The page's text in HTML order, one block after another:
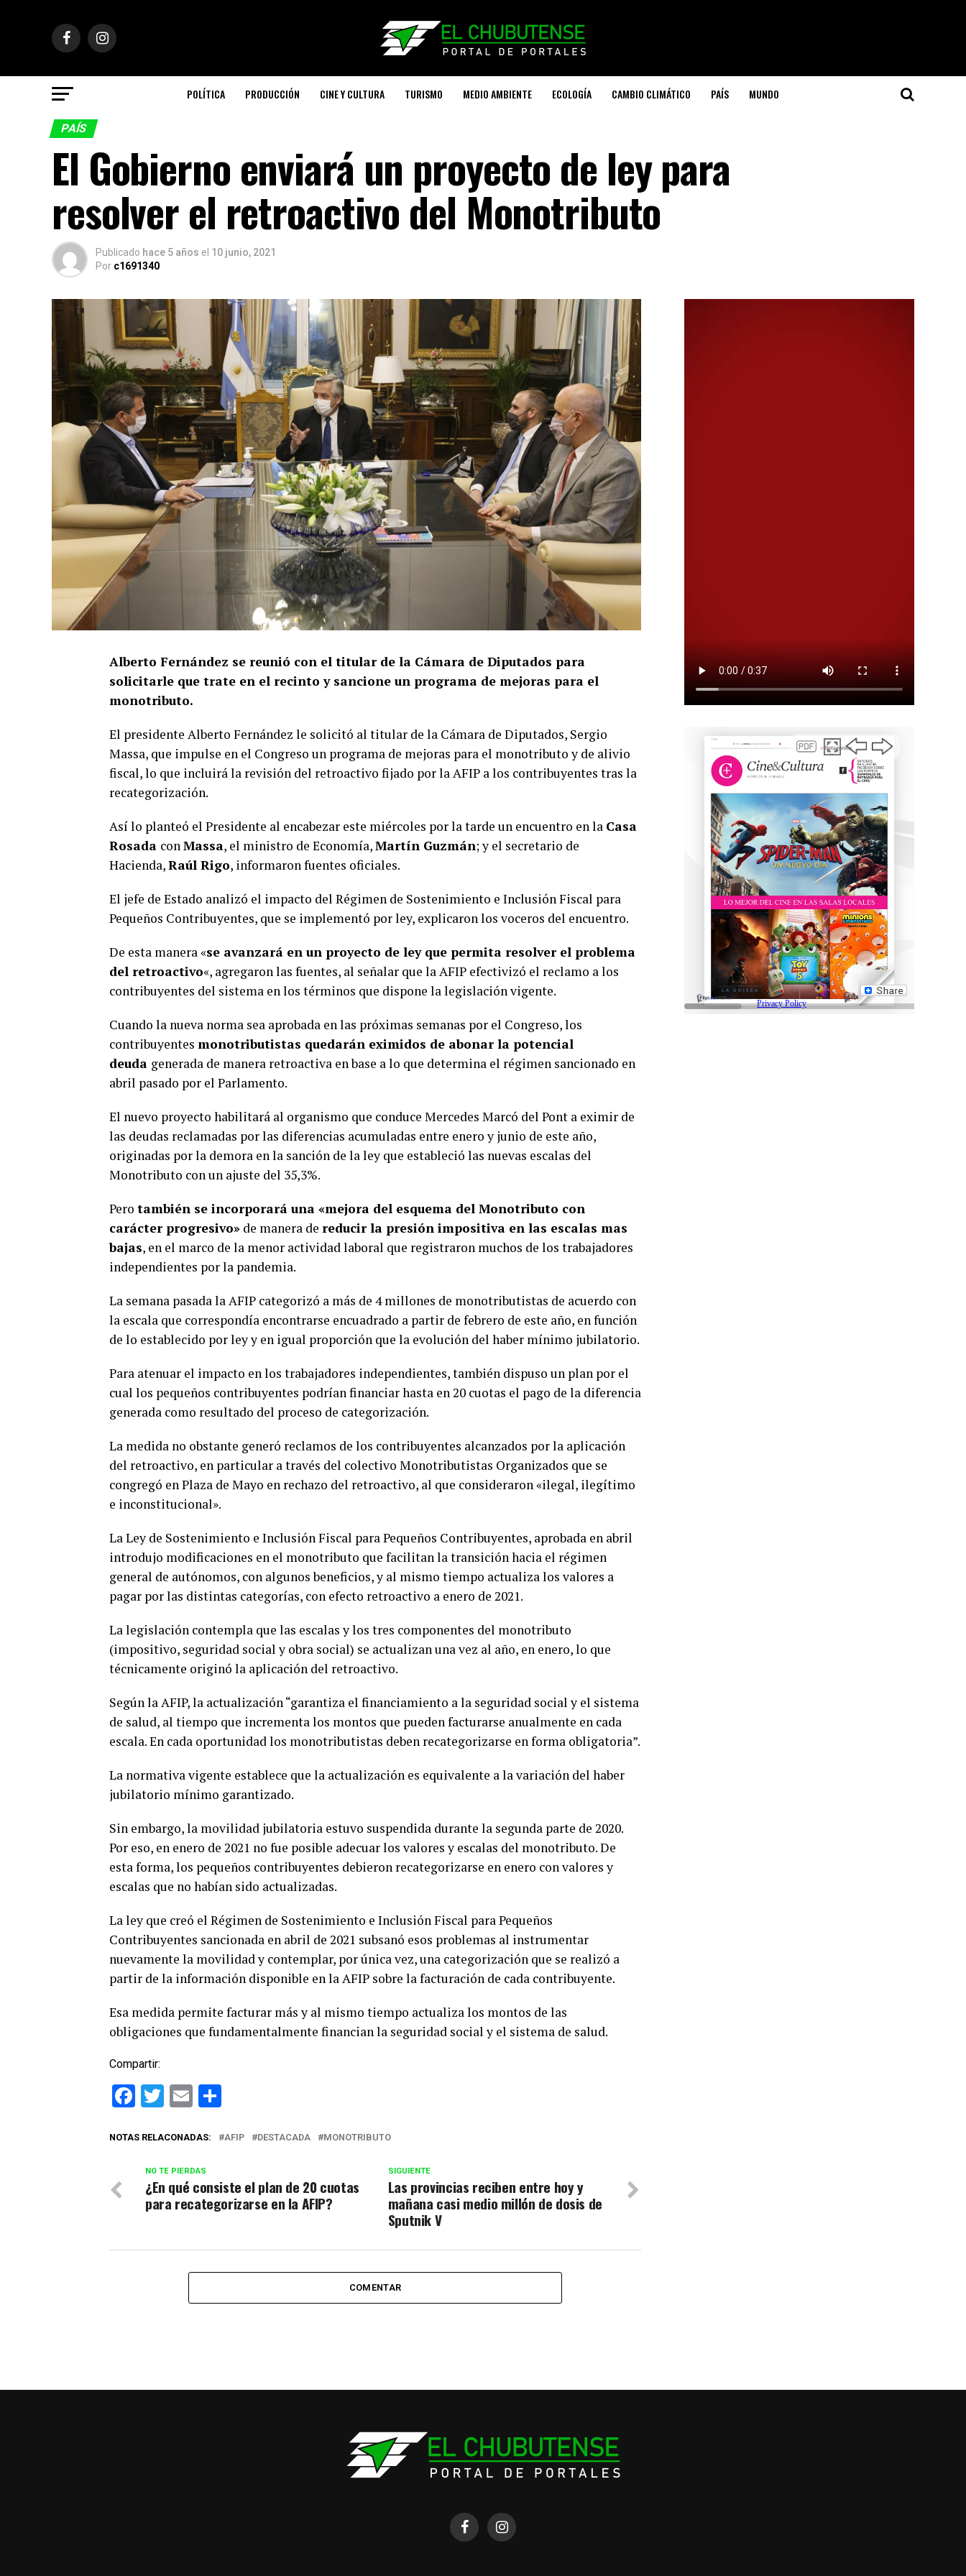
POLÍTICA PRODUCCIÓN CINE Y CULTURA TURISMO MEDIO AMBIENTE ECOLOGÍA CAMBIO CLIMÁTICO PAÍS MUNDO
PAÍS
El Gobierno enviará un proyecto de ley para
resolver el retroactivo del Monotributo
Publicado hace 5 años el 10 junio, 2021
Por c1691340
Alberto Fernández se reunió con el titular de la Cámara de Diputados para
solicitarle que trate en el recinto y sancione un programa de mejoras para el
monotributo.
El presidente Alberto Fernández le solicitó al titular de la Cámara de Diputados, Sergio
Massa, que impulse en el Congreso un programa de mejoras para el monotributo y de alivio
fiscal, lo que incluirá la revisión del retroactivo fijado por la AFIP a los contribuyentes tras la
recategorización.
Así lo planteó el Presidente al encabezar este miércoles por la tarde un encuentro en la Casa
Rosada conMassa, el ministro de Economía,Martín Guzmán; y el secretario de
Hacienda,Raúl Rigo, informaron fuentes oficiales.
El jefe de Estado analizó el impacto del Régimen de Sostenimiento e Inclusión Fiscal para
Pequeños Contribuyentes, que se implementó por ley, explicaron los voceros del encuentro.
De esta manera «se avanzará en un proyecto de ley que permita resolver el problema
del retroactivo«, agregaron las fuentes, al señalar que la AFIP efectivizó el reclamo a los
contribuyentes del sistema en los términos que dispone la legislación vigente.
Cuando la nueva norma sea aprobada en las próximas semanas por el Congreso, los
contribuyentes monotributistas quedarán eximidos de abonar la potencial
deuda generada de manera retroactiva en base a lo que determina el régimen sancionado en
abril pasado por el Parlamento.
El nuevo proyecto habilitará al organismo que conduce Mercedes Marcó del Pont a eximir de
las deudas reclamadas por las diferencias acumuladas entre enero y junio de este año,
originadas por la demora en la sanción de la ley que estableció las nuevas escalas del
Monotributo con un ajuste del 35,3%.
Pero también se incorporará una «mejora del esquema del Monotributo con
carácter progresivo» de manera de reducir la presión impositiva en las escalas mas
bajas, en el marco de la menor actividad laboral que registraron muchos de los trabajadores
independientes por la pandemia.
La semana pasada la AFIP categorizó a más de 4 millones de monotributistas de acuerdo con
la escala que correspondía encontrarse encuadrado a partir de febrero de este año, en función
de lo establecido por ley y en igual proporción que la evolución del haber mínimo jubilatorio.
Para atenuar el impacto en los trabajadores independientes, también dispuso un plan por el
cual los pequeños contribuyentes podrían financiar hasta en 20 cuotas el pago de la diferencia
generada como resultado del proceso de categorización.
La medida no obstante generó reclamos de los contribuyentes alcanzados por la aplicación
del retroactivo, en particular a través del colectivo Monotributistas Organizados que se
congregó en Plaza de Mayo en rechazo del retroactivo, al que consideraron «ilegal, ilegítimo
e inconstitucional».
La Ley de Sostenimiento e Inclusión Fiscal para Pequeños Contribuyentes, aprobada en abril
introdujo modificaciones en el monotributo que facilitan la transición hacia el régimen
general de autónomos, con algunos beneficios, y al mismo tiempo actualiza los valores a
pagar por las distintas categorías, con efecto retroactivo a enero de 2021.
La legislación contempla que las escalas y los tres componentes del monotributo
(impositivo, seguridad social y obra social) se actualizan una vez al año, en enero, lo que
técnicamente originó la aplicación del retroactivo.
Según la AFIP, la actualización “garantiza el financiamiento a la seguridad social y el sistema
de salud, al tiempo que incrementa los montos que pueden facturarse anualmente en cada
escala. En cada oportunidad los monotributistas deben recategorizarse en forma obligatoria”.
La normativa vigente establece que la actualización es equivalente a la variación del haber
jubilatorio mínimo garantizado.
Sin embargo, la movilidad jubilatoria estuvo suspendida durante la segunda parte de 2020.
Por eso, en enero de 2021 no fue posible adecuar los valores y escalas del monotributo. De
esta forma, los pequeños contribuyentes debieron recategorizarse en enero con valores y
escalas que no habían sido actualizadas.
La ley que creó el Régimen de Sostenimiento e Inclusión Fiscal para Pequeños
Contribuyentes sancionada en abril de 2021 subsanó esos problemas al instrumentar
nuevamente la movilidad y contemplar, por única vez, una categorización que se realizó a
partir de la información disponible en la AFIP sobre la facturación de cada contribuyente.
Esa medida permite facturar más y al mismo tiempo actualiza los montos de las
obligaciones que fundamentalmente financian la seguridad social y el sistema de salud.
Compartir:
Facebook
TwitterEmail
NOTAS RELACONADAS: AFIP DESTACADA MONOTRIBUTO
SIGUIENTE
Las provincias reciben entre hoy y
mañana casi medio millón de dosis de
Sputnik V
NO TE PIERDAS
¿En qué consiste el plan de 20 cuotas
para recategorizarse en la AFIP?
COMENTAR